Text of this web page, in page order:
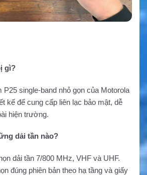
gì?
P25 single-band nhỏ gọn của Motorola
kế để cung cấp liên lạc bảo mật, dễ
hiện trường.
dải tần nào?
dải tần 7/800 MHz, VHF và UHF.
đúng phiên bản theo hạ tầng và giấy